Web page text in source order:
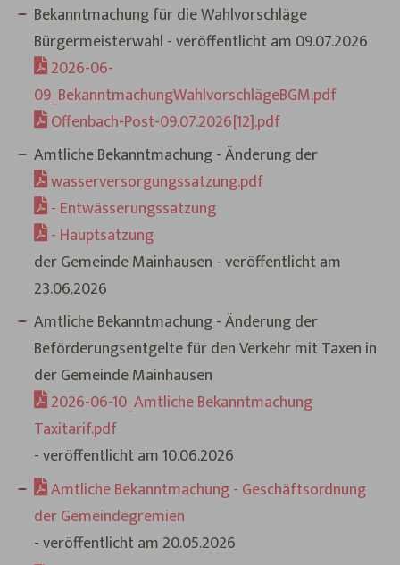
Bekanntmachung für die Wahlvorschläge
Bürgermeisterwahl - veröffentlicht am 09.07.2026
2026-06-
09_BekanntmachungWahlvorschlägeBGM.pdf
Offenbach-Post-09.07.2026[12].pdf
Amtliche Bekanntmachung - Änderung der
wasserversorgungssatzung.pdf
- Entwässerungssatzung
- Hauptsatzung
der Gemeinde Mainhausen - veröffentlicht am
23.06.2026
Amtliche Bekanntmachung - Änderung der
Beförderungsentgelte für den Verkehr mit Taxen in
der Gemeinde Mainhausen
2026-06-10_Amtliche Bekanntmachung
Taxitarif.pdf
- veröffentlicht am 10.06.2026
Amtliche Bekanntmachung - Geschäftsordnung
der Gemeindegremien
- veröffentlicht am 20.05.2026